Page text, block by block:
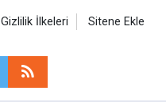
Gizlilik İlkeleri Sitene Ekle